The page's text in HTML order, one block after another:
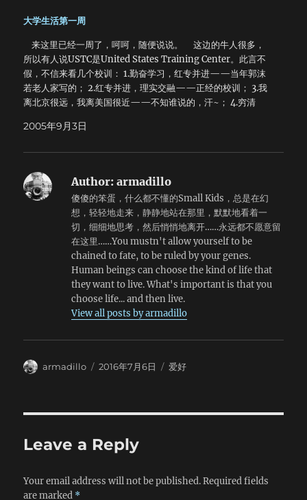
右。浦东国际机场以前只有一个航站楼（也就是所谓的
场区域以后，仔细注意各个航空公司在哪个航站楼，比如
United Airlines的柜台就在二号航站楼。 下车之后，先去
里面推免费的行李小车，行李多的话需要两辆。浦东国际机场
的行李车带有刹车，所以推的时候需要将把手向下压才能推
动。进入航站楼之后会发现大厅里按照A到M字母顺序编了号
码，大家看看各个航空公司的柜台在哪个区域，比如United
么时候可以领登机牌。 领登机牌的时候需要托运行李，具
的登机牌。大家需要注意一下几点：登机时间，登机门（所谓
的Gate，比如D77之类的），以及航班号和座位号。领好登机
牌之后，如果还有时间，大家可以去四楼（大厅是三楼）吃午
饭，或者去大厅A区喝杯咖啡，给国内的亲友打电话发短信，
检查一下登机箱公文包里有没有菜刀之类的物品（很不幸，我
喝咖啡的时候在登机箱里发现了一把菜刀……）。 接下来就
要办理出境手续了。去三楼大厅的中国海关（就是所谓的
Custom），首先排队办理出境手续，工作人员会检查护照和
签证，问一些简单的问题，完成之后，就会在你的登机牌和护
照上盖章。接下来就是随身行李检查。需要注意的是，电脑需
要拿出来单独过X-ray，所以大家放在比较好取好放的地
方。 过了这一关以后，就该准备登机了。找到航班对应的
话可以拿出电脑上网。 这个时候悲剧发生了。我旁边坐着
有70人被隔离的时候，我看见那些机组人员的眼睛都快掉出来
班，等到18点30多才开始登机。首先登机的是United金卡会
员，StarAlliance等等，接下来是一等舱乘客，经济舱则是按
和乘务员的指示做就可以了。United Airlines的航班为美味旅
客都准备了一张很薄的毯子以及一个劣质的枕头，还有3.5mm
大学生活第一周
来这里已经一周了，呵呵，随便说说。 这边的牛人很多，
所以有人说USTC是United States Training Center。此言不
假，不信来看几个校训： 1.勤奋学习，红专并进——当年郭沫
若老人家写的； 2.红专并进，理实交融——正经的校训； 3.我
离北京很远，我离美国很近——不知谁说的，汗~； 4.穷清
P话，最后一句印在我们的学生手册上，足见其经典。 先来
比如今天去听微软的报告，从上到下项目负责人院长都来了，
最牛的是一个普林斯顿的教授，专门给MS做心理辅导的，让我
们解释及个名词：PMP,MPMP,PMPMP。答案是：拍马屁，
猛拍马屁，拼命拍马屁！压力很大啊，每天两点一线，除了睡
觉剩下时间往返于餐厅和教室之间，每天上课占座位写作业……
很累但是很快乐。 我加入了学生会，给学校做网站。呵呵，
这样就可以免费上网了。别人只能在国内，我这里可以出国访
问，爽！申请了一个学校的邮箱，
chenym@mail.ustc.edu.cn。大家可以给我寄信吖！这里给
一个我的联系方式：手机：13721054531，宿舍电话：
05513640223，地址：安徽省合肥市中国科学技术大学东区
方，知君安否？大家不要挂念我，想起我的时候给我打个电话
就可以了，谢谢大家^_^。
2005年9月3日
Author: armadillo
傻傻的笨蛋，什么都不懂的Small Kids，总是在幻
想，轻轻地走来，静静地站在那里，默默地看着一
切，细细地思考，然后悄悄地离开……永远都不愿意留
在这里……You mustn't allow yourself to be
chained to fate, to be ruled by your genes.
Human beings can choose the kind of life that
they want to live. What's important is that you
choose life... and then live.
View all posts by armadillo
Author
armadillo
Posted
2016年7月6日 Categories
爱好
Leave a Reply
Your email address will not be published. Required fields
are marked *